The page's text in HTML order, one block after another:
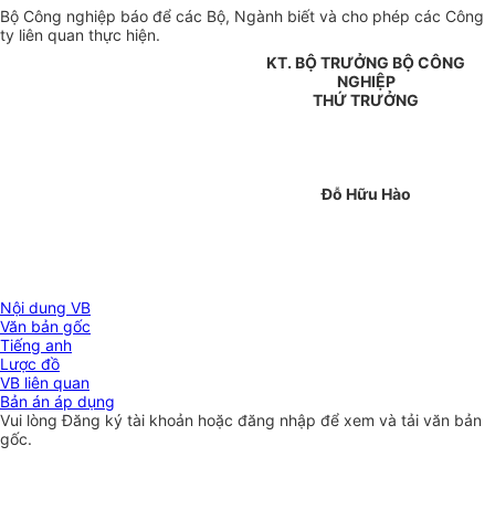
Bộ Công nghiệp báo để các Bộ, Ngành biết và cho phép các Công
ty liên quan thực hiện.
KT. BỘ TRƯỞNG BỘ CÔNG
NGHIỆP
THỨ TRƯỞNG
Đỗ Hữu Hào
Nội dung VB
Văn bản gốc
Tiếng anh
Lược đồ
VB liên quan
Bản án áp dụng
Vui lòngĐăng ký tài khoản hoặc đăng nhập để xem và tải văn bản
gốc.